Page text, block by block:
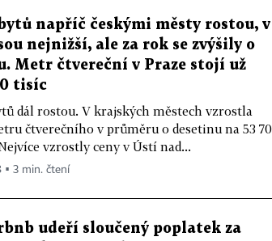
napříč českými městy rostou, v
nejnižší, ale za rok se zvýšily o
Metr čtvereční v Praze stojí už
tisíc
dál rostou. V krajských městech vzrostla
čtverečního v průměru o desetinu na 53
vzrostly ceny v Ústí nad...
▪ 3 min. čtení
udeří sloučený poplatek za